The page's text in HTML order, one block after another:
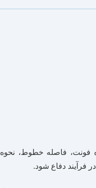
فونت، فاصله خطوط، نحوه
فرآیند دفاع شود.